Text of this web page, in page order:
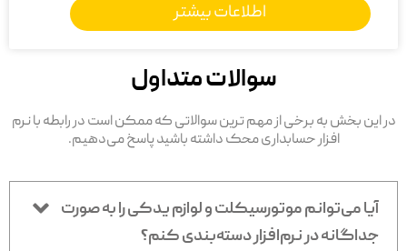
اطلاعات بیشتر
سوالات متداول
در این بخش به برخی از مهم ترین سوالاتی که ممکن است در رابطه با نرم
افزار حسابداری محک داشته باشید پاسخ می‌دهیم.
آیا می‌توانم موتورسیکلت و لوازم یدکی را به صورت
جداگانه در نرم‌افزار دسته‌بندی کنم؟